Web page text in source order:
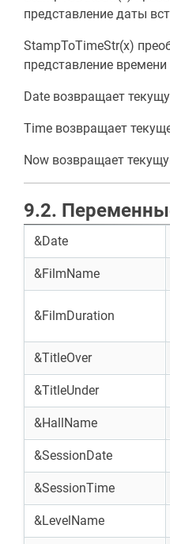
представление даты
StampToTimeStr(x)
представление
Date возвращает
Time возвращает
Now возвращает
9.2.
&Date
&FilmName
&FilmDuration
&TitleOver
&TitleUnder
&HallName
&SessionDate
&SessionTime
&LevelName